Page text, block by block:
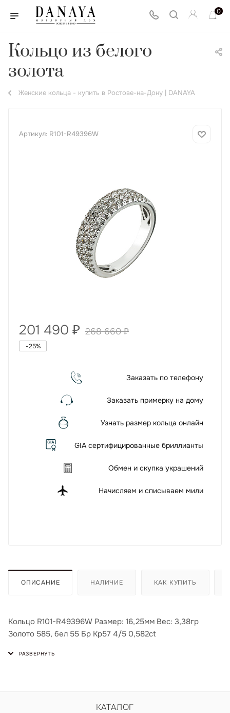
0
Кольцо из белого
золота
Женские кольца - купить в Ростове-на-Дону | DANAYA
Артикул: R101-R49396W
201 490 ₽ 268 660₽
-25%
Заказать по телефону
Заказать примерку на дому
Узнать размер кольца онлайн
GIA сертифицированные бриллианты
Обмен и скупка украшений
Начисляем и списываем мили
ОПИСАНИЕ НАЛИЧИЕ КАК КУПИТЬ
Кольцо R101-R49396W Размер: 16,25мм Вес: 3,38гр
Золото 585, бел 55 Бр Кр57 4/5 0,582ct
КАТАЛОГ